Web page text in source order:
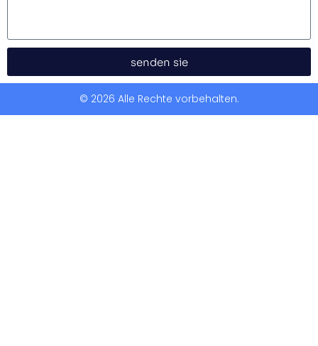
senden sie
© 2026 Alle Rechte vorbehalten.